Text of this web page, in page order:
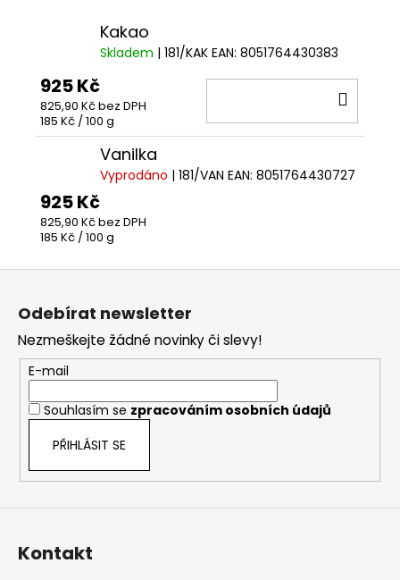
Kakao
Skladem | 181/KAK EAN: 8051764430383
925 Kč
825,90 Kč bez DPH
Měrná
cena:
185 Kč / 100 g
Vanilka
Vyprodáno | 181/VAN EAN: 8051764430727
925 Kč
825,90 Kč bez DPH
Měrná
185 Kč / 100 g
Z
Odebírat newsletter
Nezmeškejte žádné novinky či slevy!
E-mail
Souhlasím se zpracováním osobních údajů
PŘIHLÁSIT SE
Kontakt